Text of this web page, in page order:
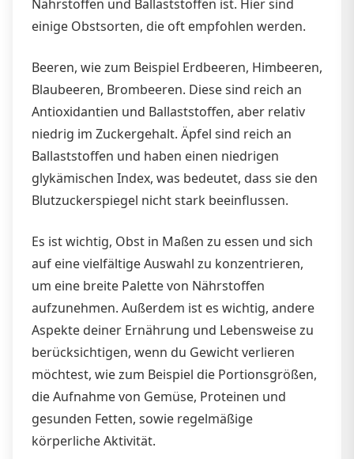
Nährstoffen und Ballaststoffen ist. Hier sind
einige Obstsorten, die oft empfohlen werden.
Beeren, wie zum Beispiel Erdbeeren, Himbeeren,
Blaubeeren, Brombeeren. Diese sind reich an
Antioxidantien und Ballaststoffen, aber relativ
niedrig im Zuckergehalt. Äpfel sind reich an
Ballaststoffen und haben einen niedrigen
glykämischen Index, was bedeutet, dass sie den
Blutzuckerspiegel nicht stark beeinflussen.
Es ist wichtig, Obst in Maßen zu essen und sich
auf eine vielfältige Auswahl zu konzentrieren,
um eine breite Palette von Nährstoffen
aufzunehmen. Außerdem ist es wichtig, andere
Aspekte deiner Ernährung und Lebensweise zu
berücksichtigen, wenn du Gewicht verlieren
möchtest, wie zum Beispiel die Portionsgrößen,
die Aufnahme von Gemüse, Proteinen und
gesunden Fetten, sowie regelmäßige
körperliche Aktivität.